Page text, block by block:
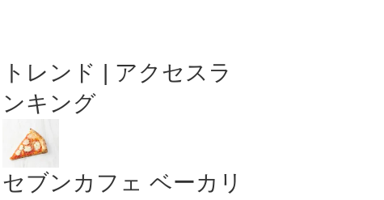
トレンド | アクセスラ
ンキング
セブンカフェ ベーカリ